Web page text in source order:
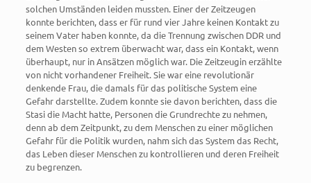
solchen Umständen leiden mussten. Einer der Zeitzeugen
konnte berichten, dass er für rund vier Jahre keinen Kontakt zu
seinem Vater haben konnte, da die Trennung zwischen DDR und
dem Westen so extrem überwacht war, dass ein Kontakt, wenn
überhaupt, nur in Ansätzen möglich war. Die Zeitzeugin erzählte
von nicht vorhandener Freiheit. Sie war eine revolutionär
denkende Frau, die damals für das politische System eine
Gefahr darstellte. Zudem konnte sie davon berichten, dass die
Stasi die Macht hatte, Personen die Grundrechte zu nehmen,
denn ab dem Zeitpunkt, zu dem Menschen zu einer möglichen
Gefahr für die Politik wurden, nahm sich das System das Recht,
das Leben dieser Menschen zu kontrollieren und deren Freiheit
zu begrenzen.